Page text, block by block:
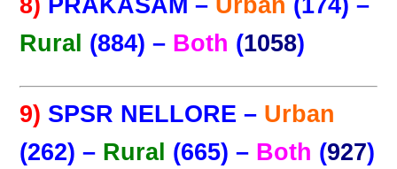
8) PRAKASAM – Urban (174) –
Rural (884) – Both (1058)
9) SPSR NELLORE – Urban
(262) – Rural (665) – Both (927)